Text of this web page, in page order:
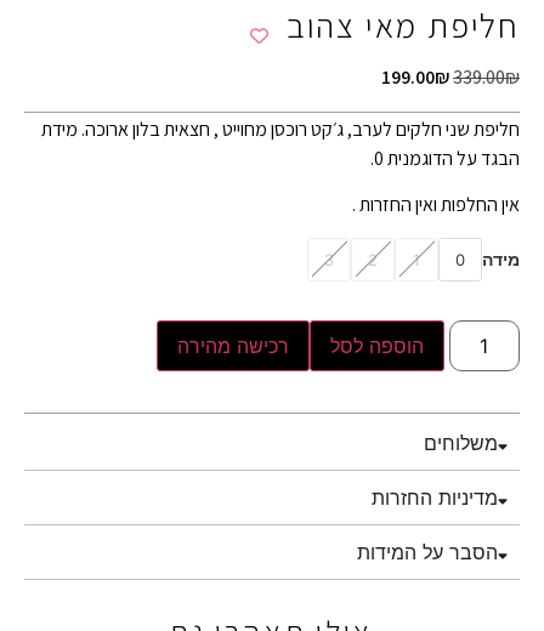
חליפת מאי צהוב
339.00₪
199.00₪
חליפת שני חלקים לערב, ג׳קט רוכסן מחוייט , חצאית בלון ארוכה. מידת
הבגד על הדוגמנית 0.
אין החלפות ואין החזרות .
מידה 0
1
2
3
הוספה לסל רכישה מהירה
משלוחים
מדיניות החזרות
הסבר על המידות